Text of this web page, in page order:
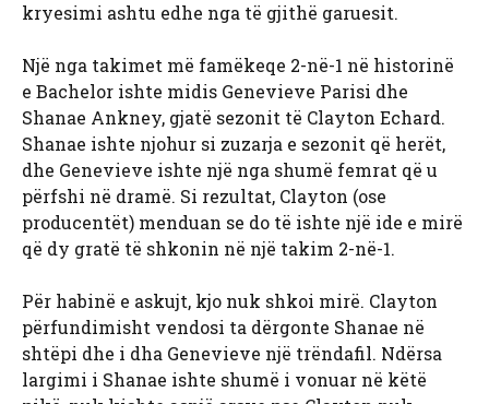
kryesimi ashtu edhe nga të gjithë garuesit.
Një nga takimet më famëkeqe 2-në-1 në historinë
e Bachelor ishte midis Genevieve Parisi dhe
Shanae Ankney, gjatë sezonit të Clayton Echard.
Shanae ishte njohur si zuzarja e sezonit që herët,
dhe Genevieve ishte një nga shumë femrat që u
përfshi në dramë. Si rezultat, Clayton (ose
producentët) menduan se do të ishte një ide e mirë
që dy gratë të shkonin në një takim 2-në-1.
Për habinë e askujt, kjo nuk shkoi mirë. Clayton
përfundimisht vendosi ta dërgonte Shanae në
shtëpi dhe i dha Genevieve një trëndafil. Ndërsa
largimi i Shanae ishte shumë i vonuar në këtë